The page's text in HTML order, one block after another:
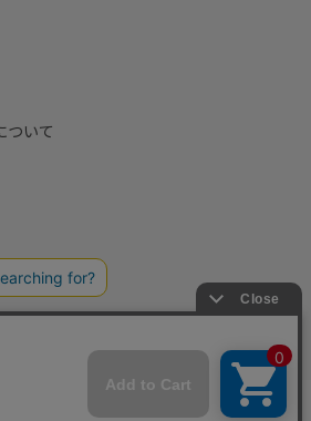
ついて
プライバシーポリシー
ッズ服の通販Circus All Rights reserved.